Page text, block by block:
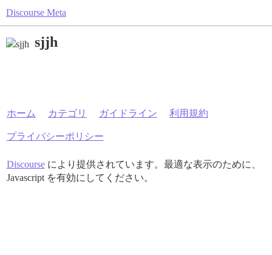
Discourse Meta
sjjh
ホーム カテゴリ ガイドライン 利用規約
プライバシーポリシー
Discourseにより提供されています。最適な表示のために、
Javascript を有効にしてください。